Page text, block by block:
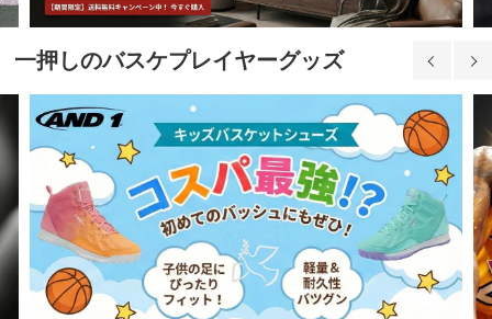
一押しのバスケプレイヤーグッズ